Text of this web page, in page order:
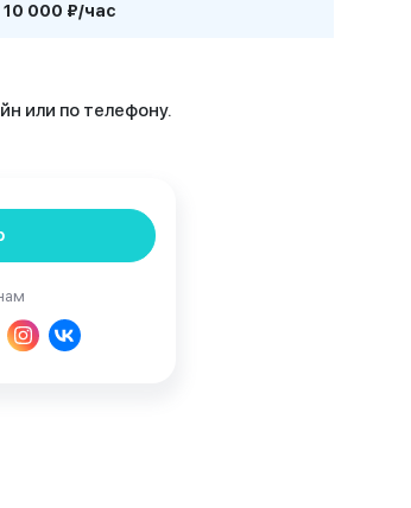
10 000 ₽/час
или по телефону.